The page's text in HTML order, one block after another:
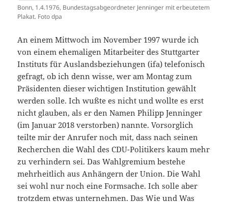
Bonn, 1.4.1976, Bundestagsabgeordneter Jenninger mit erbeutetem
Plakat. Foto dpa
An einem Mittwoch im November 1997 wurde ich
von einem ehemaligen Mitarbeiter des Stuttgarter
Instituts für Auslandsbeziehungen (ifa) telefonisch
gefragt, ob ich denn wisse, wer am Montag zum
Präsidenten dieser wichtigen Institution gewählt
werden solle. Ich wußte es nicht und wollte es erst
nicht glauben, als er den Namen Philipp Jenninger
(im Januar 2018 verstorben) nannte. Vorsorglich
teilte mir der Anrufer noch mit, dass nach seinen
Recherchen die Wahl des CDU-Politikers kaum mehr
zu verhindern sei. Das Wahlgremium bestehe
mehrheitlich aus Anhängern der Union. Die Wahl
sei wohl nur noch eine Formsache. Ich solle aber
trotzdem etwas unternehmen. Das Wie und Was